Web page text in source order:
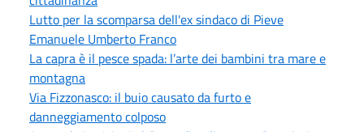
Lutto per la scomparsa dell'ex sindaco di Pieve
Emanuele Umberto Franco
La capra è il pesce spada: l’arte dei bambini tra mare e
montagna
Via Fizzonasco: il buio causato da furto e
danneggiamento colposo